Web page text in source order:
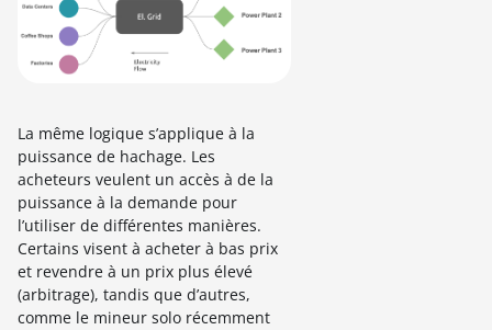
La même logique s’applique à la
puissance de hachage. Les
acheteurs veulent un accès à de la
puissance à la demande pour
l’utiliser de différentes manières.
Certains visent à acheter à bas prix
et revendre à un prix plus élevé
(arbitrage), tandis que d’autres,
comme le mineur solo récemment